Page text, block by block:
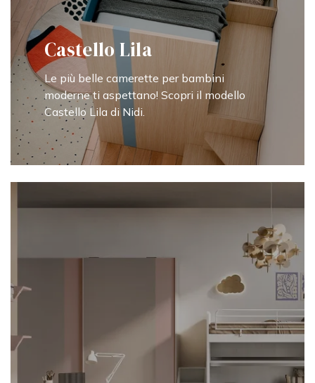
Castello Lila
Le più belle camerette per bambini
moderne ti aspettano! Scopri il modello
Castello Lila di Nidi.